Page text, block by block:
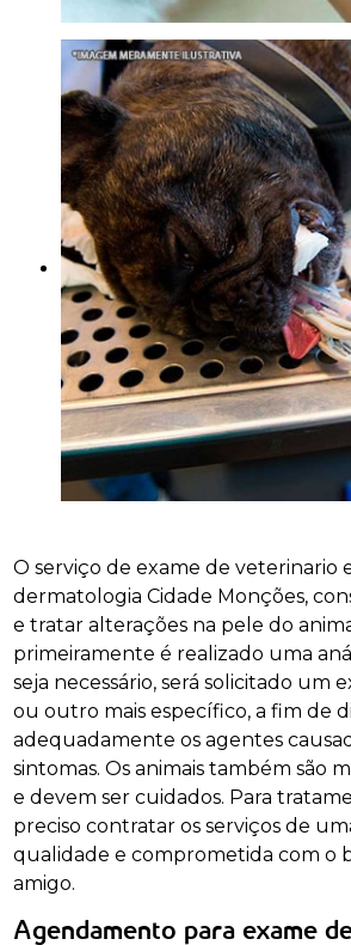
O serviço de exame de veterinario
dermatologia Cidade Monções,
e tratar alterações na pele do
primeiramente é realizado uma
seja necessário, será solicitado um
ou outro mais específico, a fim de
adequadamente os agentes
sintomas. Os animais também são
e devem ser cuidados. Para
preciso contratar os serviços de
qualidade e comprometida com o
amigo.
Agendamento para exame